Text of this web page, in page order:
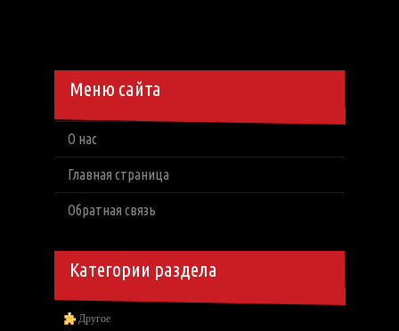
Меню сайта
О нас
Главная страница
Обратная связь
Категории раздела
Другое